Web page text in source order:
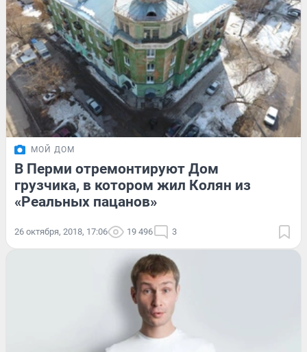
МОЙ ДОМ
В Перми отремонтируют Дом
грузчика, в котором жил Колян из
«Реальных пацанов»
26 октября, 2018, 17:06 19 496 3